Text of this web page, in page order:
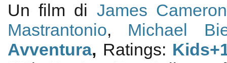
Un film di James Cameron
Mastrantonio, Michael
Avventura, Ratings: